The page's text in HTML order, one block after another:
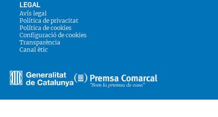
LEGAL
Avís legal
Política de privacitat
Política de cookies
Configuració de cookies
Transparència
Canal ètic